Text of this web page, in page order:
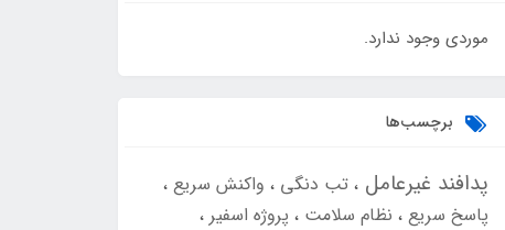
موردی وجود ندارد.
برچسب‌ها
پدافند غیرعامل تب دنگی واکنش سریع
پاسخ سریع نظام سلامت پروژه اسفیر